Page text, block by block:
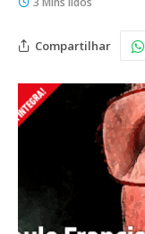
Compartilhar